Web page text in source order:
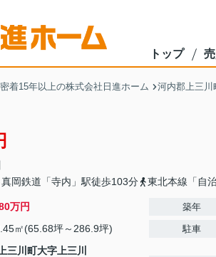
トップ
着15年以上の株式会社日進ホーム 河内郡上三川
真岡鉄道「寺内」駅徒歩103分 東北本線「自
万円
㎡(65.68坪～286.9坪)
三川町大字上三川
築年
駐車